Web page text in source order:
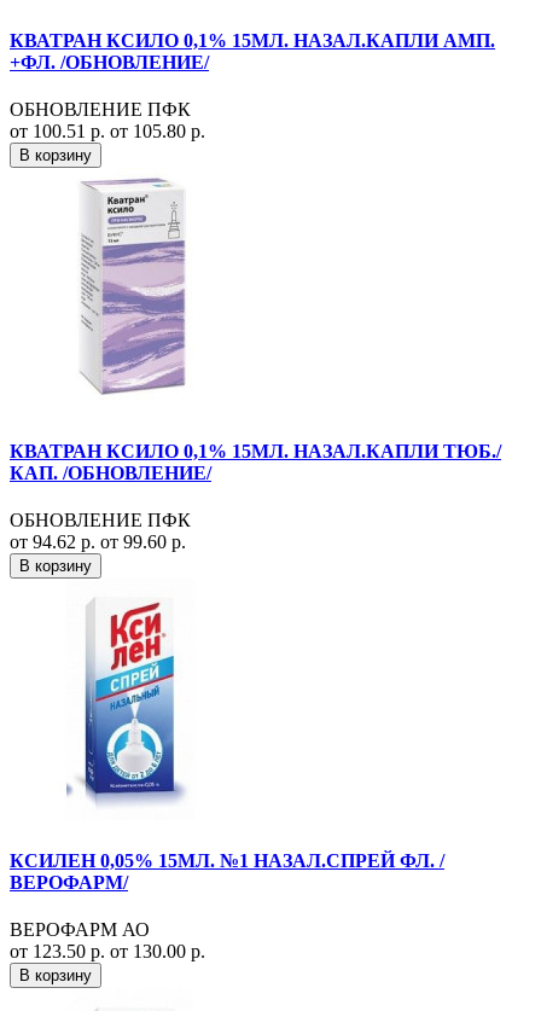
КВАТРАН КСИЛО 0,1% 15МЛ. НАЗАЛ.КАПЛИ АМП.
+ФЛ. /ОБНОВЛЕНИЕ/
ОБНОВЛЕНИЕ ПФК
от 100.51 р. от 105.80 р.
В корзину
КВАТРАН КСИЛО 0,1% 15МЛ. НАЗАЛ.КАПЛИ ТЮБ./
КАП. /ОБНОВЛЕНИЕ/
ОБНОВЛЕНИЕ ПФК
от 94.62 р. от 99.60 р.
В корзину
КСИЛЕН 0,05% 15МЛ. №1 НАЗАЛ.СПРЕЙ ФЛ. /
ВЕРОФАРМ/
ВЕРОФАРМ АО
от 123.50 р. от 130.00 р.
В корзину